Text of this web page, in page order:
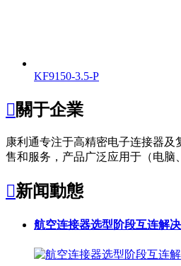
KF9150-3.5-P
關于企業
康利通专注于高精密电子连接器及
售和服务，产品广泛应用于（电脑
新闻動態
航空连接器选型阶段互连解